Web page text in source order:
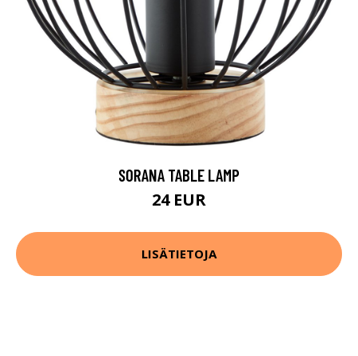
SORANA TABLE LAMP
24 EUR
LISÄTIETOJA